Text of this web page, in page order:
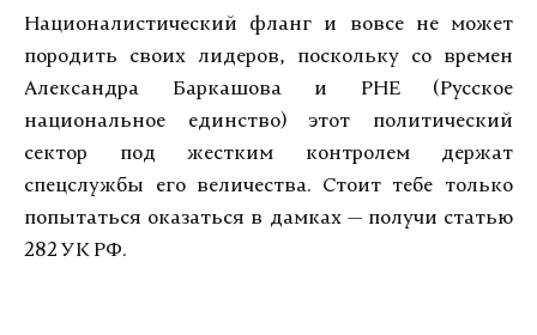
Националистический фланг и вовсе не может
породить своих лидеров, поскольку со времен
Александра Баркашова и РНЕ (Русское
национальное единство) этот политический
сектор под жестким контролем держат
спецслужбы его величества. Стоит тебе только
попытаться оказаться в дамках — получи статью
282 УК РФ.